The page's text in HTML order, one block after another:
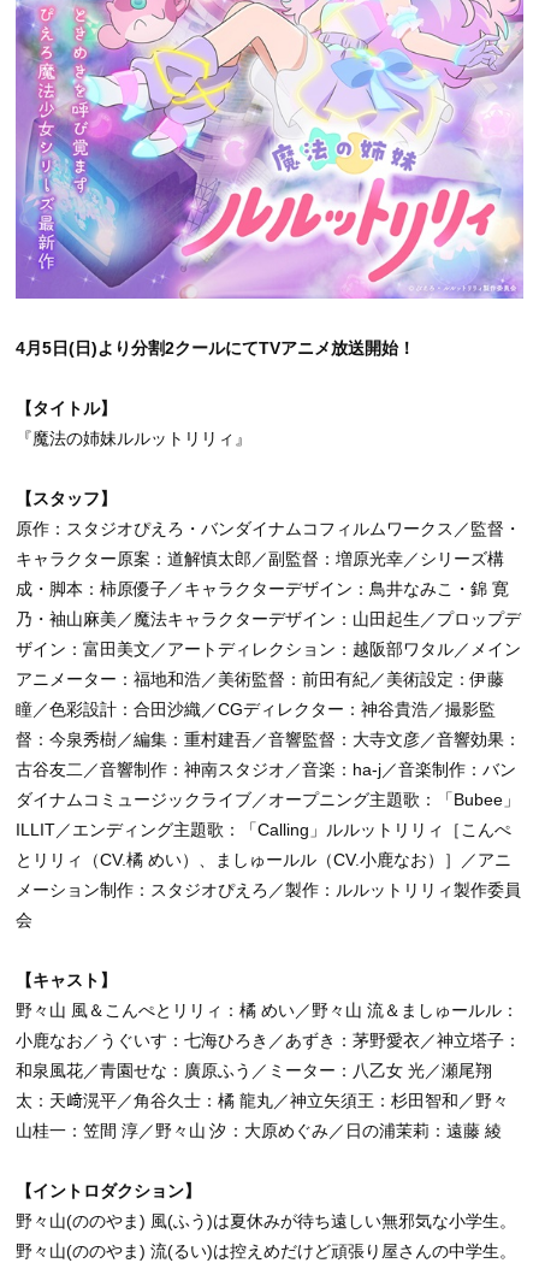
4月5日(日)より分割2クールにてTVアニメ放送開始！
【タイトル】
『魔法の姉妹ルルットリリィ』
【スタッフ】
原作：スタジオぴえろ・バンダイナムコフィルムワークス／監督・
キャラクター原案：道解慎太郎／副監督：増原光幸／シリーズ構
成・脚本：柿原優子／キャラクターデザイン：鳥井なみこ・錦 寛
乃・袖山麻美／魔法キャラクターデザイン：山田起生／プロップデ
ザイン：富田美文／アートディレクション：越阪部ワタル／メイン
アニメーター：福地和浩／美術監督：前田有紀／美術設定：伊藤
瞳／色彩設計：合田沙織／CGディレクター：神谷貴浩／撮影監
督：今泉秀樹／編集：重村建吾／音響監督：大寺文彦／音響効果：
古谷友二／音響制作：神南スタジオ／音楽：ha-j／音楽制作：バン
ダイナムコミュージックライブ／オープニング主題歌：「Bubee」
ILLIT／エンディング主題歌：「Calling」ルルットリリィ［こんぺ
とリリィ（CV.橘 めい）、ましゅールル（CV.小鹿なお）］／アニ
メーション制作：スタジオぴえろ／製作：ルルットリリィ製作委員
会
【キャスト】
野々山 風＆こんぺとリリィ：橘 めい／野々山 流＆ましゅールル：
小鹿なお／うぐいす：七海ひろき／あずき：茅野愛衣／神立塔子：
和泉風花／青園せな：廣原ふう／ミーター：八乙女 光／瀬尾翔
太：天﨑滉平／角谷久士：橘 龍丸／神立矢須王：杉田智和／野々
山桂一：笠間 淳／野々山 汐：大原めぐみ／日の浦茉莉：遠藤 綾
【イントロダクション】
野々山(ののやま) 風(ふう)は夏休みが待ち遠しい無邪気な小学生。
野々山(ののやま) 流(るい)は控えめだけど頑張り屋さんの中学生。